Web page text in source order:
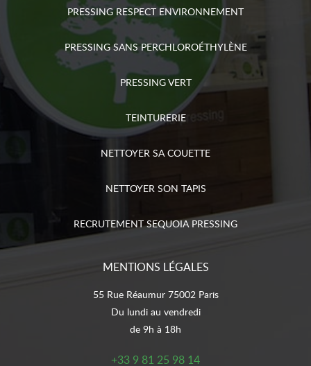
PRESSING RESPECT ENVIRONNEMENT
PRESSING SANS PERCHLOROÉTHYLÈNE
PRESSING VERT
TEINTURERIE
NETTOYER SA COUETTE
NETTOYER SON TAPIS
RECRUTEMENT SEQUOIA PRESSING
MENTIONS LÉGALES
55 Rue Réaumur 75002 Paris
Du lundi au vendredi
de 9h à 18h
+33 9 81 25 98 14